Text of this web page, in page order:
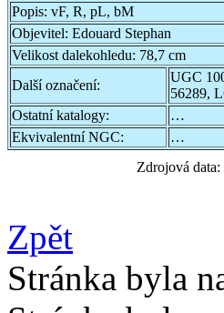
Popis: vF, R, pL, bM
Objevitel: Edouard Stephan
Velikost dalekohledu: 78,7 cm
Další označení:
UGC
56289,
Ostatní katalogy:
…
Ekvivalentní NGC:
…
Zdrojová data:
Zpět
Stránka byla